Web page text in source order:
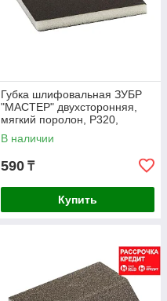
Губка шлифовальная ЗУБР
"МАСТЕР" двухсторонняя,
мягкий поролон, Р320,
123х98х12мм (35614-320)
В наличии
590 ₸
Купить